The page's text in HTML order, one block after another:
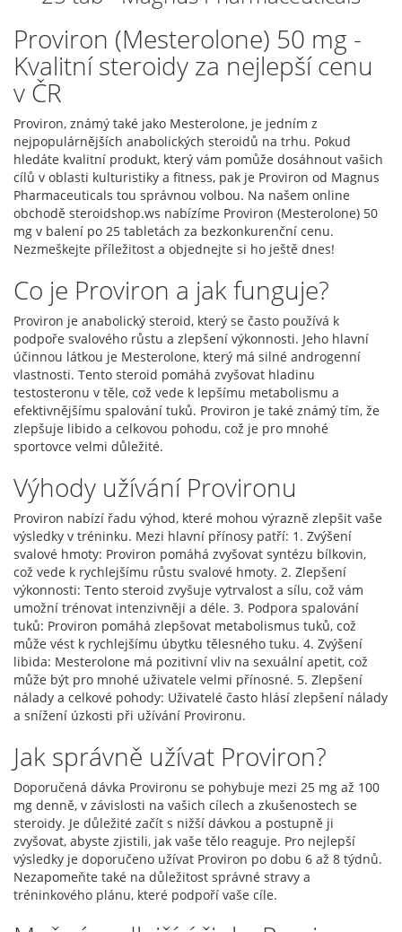
Proviron (Mesterolone) 50 mg -
Kvalitní steroidy za nejlepší cenu
v ČR
Proviron, známý také jako Mesterolone, je jedním z
nejpopulárnějších anabolických steroidů na trhu. Pokud
hledáte kvalitní produkt, který vám pomůže dosáhnout vašich
cílů v oblasti kulturistiky a fitness, pak je Proviron od Magnus
Pharmaceuticals tou správnou volbou. Na našem online
obchodě steroidshop.ws nabízíme Proviron (Mesterolone) 50
mg v balení po 25 tabletách za bezkonkurenční cenu.
Nezmeškejte příležitost a objednejte si ho ještě dnes!
Co je Proviron a jak funguje?
Proviron je anabolický steroid, který se často používá k
podpoře svalového růstu a zlepšení výkonnosti. Jeho hlavní
účinnou látkou je Mesterolone, který má silné androgenní
vlastnosti. Tento steroid pomáhá zvyšovat hladinu
testosteronu v těle, což vede k lepšímu metabolismu a
efektivnějšímu spalování tuků. Proviron je také známý tím, že
zlepšuje libido a celkovou pohodu, což je pro mnohé
sportovce velmi důležité.
Výhody užívání Provironu
Proviron nabízí řadu výhod, které mohou výrazně zlepšit vaše
výsledky v tréninku. Mezi hlavní přínosy patří: 1. Zvýšení
svalové hmoty: Proviron pomáhá zvyšovat syntézu bílkovin,
což vede k rychlejšímu růstu svalové hmoty. 2. Zlepšení
výkonnosti: Tento steroid zvyšuje vytrvalost a sílu, což vám
umožní trénovat intenzivněji a déle. 3. Podpora spalování
tuků: Proviron pomáhá zlepšovat metabolismus tuků, což
může vést k rychlejšímu úbytku tělesného tuku. 4. Zvýšení
libida: Mesterolone má pozitivní vliv na sexuální apetit, což
může být pro mnohé uživatele velmi přínosné. 5. Zlepšení
nálady a celkové pohody: Uživatelé často hlásí zlepšení nálady
a snížení úzkosti při užívání Provironu.
Jak správně užívat Proviron?
Doporučená dávka Provironu se pohybuje mezi 25 mg až 100
mg denně, v závislosti na vašich cílech a zkušenostech se
steroidy. Je důležité začít s nižší dávkou a postupně ji
zvyšovat, abyste zjistili, jak vaše tělo reaguje. Pro nejlepší
výsledky je doporučeno užívat Proviron po dobu 6 až 8 týdnů.
Nezapomeňte také na důležitost správné stravy a
tréninkového plánu, které podpoří vaše cíle.